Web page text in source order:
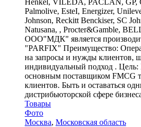
Palmolive, EsteI, Energizer,
Johnson, Reckitt Benckiser, SC
Natusana, , Procter&Gamble,
ООО"МДК" является
"PARFIX" Преимущество:
на запросы и нужды клиентов,
индивидуальный подход . Цель:
основным поставщиком FMCG
клиентов. Быть и оставаться
дистрибьюторской сфере
Товары
Фото
Москва, Московская область